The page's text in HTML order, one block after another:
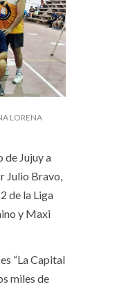
LORENA
de Jujuy a
Julio Bravo,
de la Liga
y Maxi
“La Capital
miles de